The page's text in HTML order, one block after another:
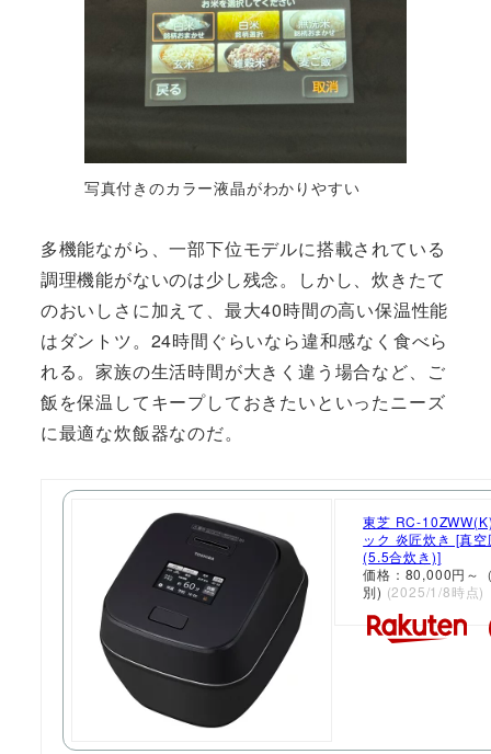
写真付きのカラー液晶がわかりやすい
多機能ながら、一部下位モデルに搭載されている
調理機能がないのは少し残念。しかし、炊きたて
のおいしさに加えて、最大40時間の高い保温性能
はダントツ。24時間ぐらいなら違和感なく食べら
れる。家族の生活時間が大きく違う場合など、ご
飯を保温してキープしておきたいといったニーズ
に最適な炊飯器なのだ。
東芝 RC-
ック 炎匠炊き [真
(5.5合炊き)]
価格：80,000円～
別) (2025/1/8時点)